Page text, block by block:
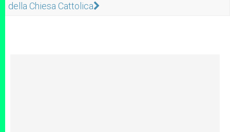
della Chiesa Cattolica